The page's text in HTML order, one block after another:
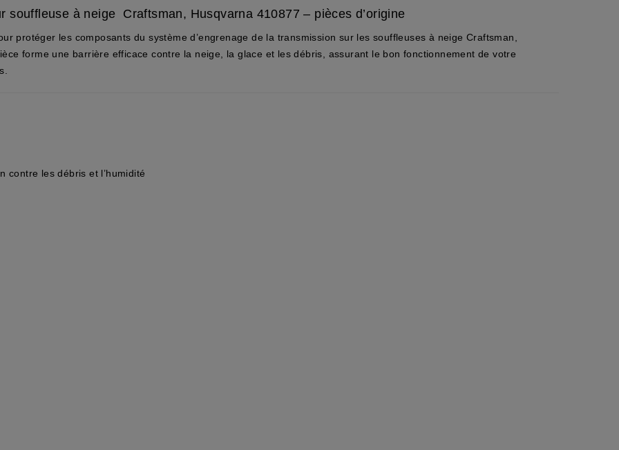
souffleuse à neige Craftsman, Husqvarna 410877 – pièces d’origine
protéger les composants du système d’engrenage de la transmission sur les souffleuses à neige Craftsman,
forme une barrière efficace contre la neige, la glace et les débris, assurant le bon fonctionnement de votre
contre les débris et l’humidité